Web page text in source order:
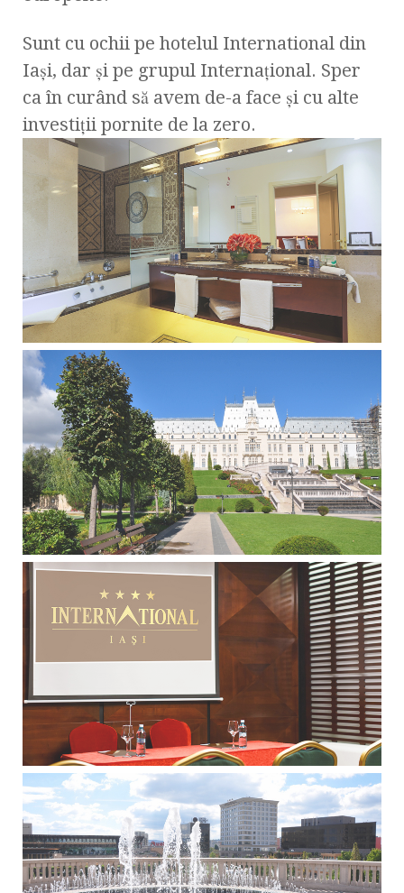
Sunt cu ochii pe hotelul International din
Iaşi, dar şi pe grupul Internaţional. Sper
ca în curând să avem de-a face şi cu alte
investiţii pornite de la zero.